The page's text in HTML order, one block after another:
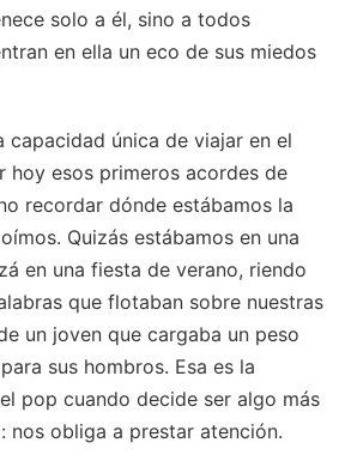
solo a él, sino a todos
en ella un eco de sus miedos
capacidad única de viajar en el
hoy esos primeros acordes de
recordar dónde estábamos la
Quizás estábamos en una
en una fiesta de verano, riendo
que flotaban sobre nuestras
un joven que cargaba un peso
sus hombros. Esa es la
pop cuando decide ser algo más
nos obliga a prestar atención.